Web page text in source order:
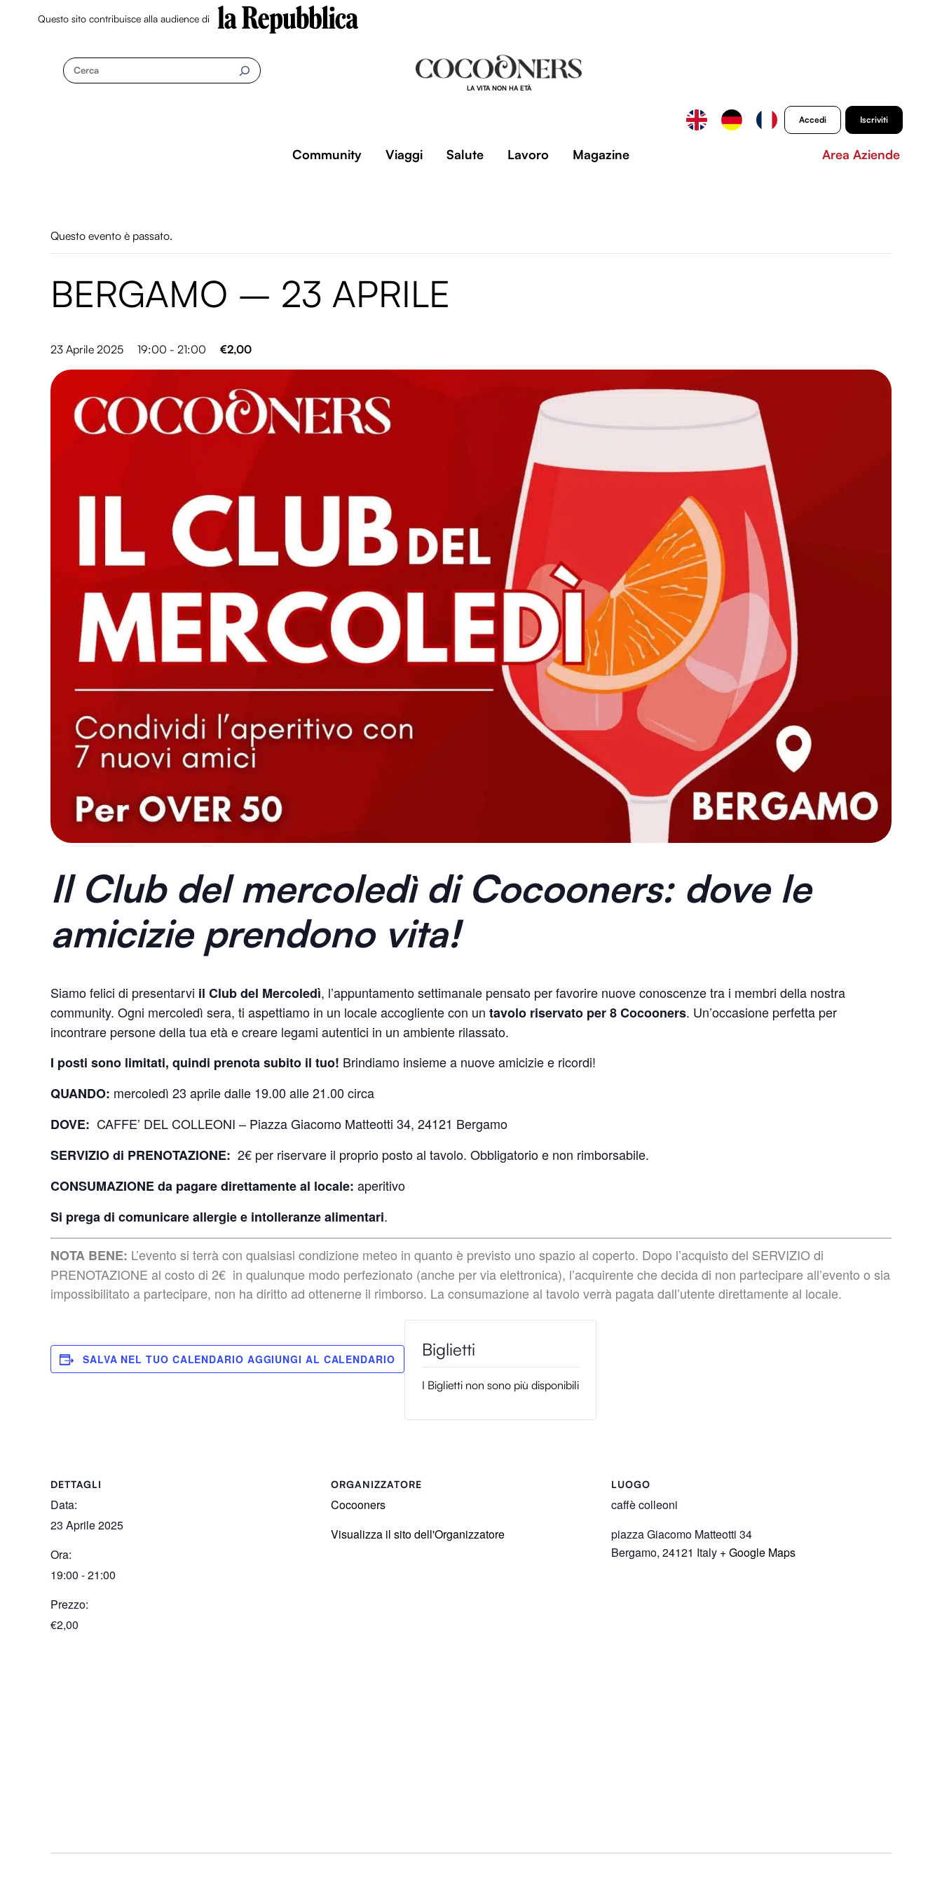
Questo sito contribuisce alla audience di
Cerca
LA VITA NON HA ETÀ
Accedi Iscriviti
Community Viaggi Salute Lavoro Magazine Area Aziende
Questo evento è passato.
BERGAMO – 23 APRILE
23 Aprile 2025 19:00 - 21:00 €2,00
Il Club del mercoledìdi Cocooners: dove le
amicizie prendono vita!
Siamo felici di presentarvi il Club del Mercoledì, l’appuntamento settimanale pensato per favorire nuove conoscenze tra i membri della nostra
community. Ogni mercoledì sera, ti aspettiamo in un locale accogliente con un tavolo riservato per 8 Cocooners. Un’occasione perfetta per
incontrare persone della tua età e creare legami autentici in un ambiente rilassato.
I posti sono limitati, quindi prenota subito il tuo! Brindiamo insieme a nuove amicizie e ricordi!
QUANDO: mercoledì 23 aprile dalle 19.00 alle 21.00 circa
DOVE: CAFFE’ DEL COLLEONI – Piazza Giacomo Matteotti 34, 24121 Bergamo
SERVIZIO di PRENOTAZIONE: 2€ per riservare il proprio posto al tavolo. Obbligatorio e non rimborsabile.
CONSUMAZIONE da pagare direttamente al locale: aperitivo
Si prega di comunicare allergie e intolleranze alimentari.
NOTA BENE: L’evento si terrà con qualsiasi condizione meteo in quanto è previsto uno spazio al coperto. Dopo l’acquisto del SERVIZIO di
PRENOTAZIONE al costo di 2€ in qualunque modo perfezionato (anche per via elettronica), l’acquirente che decida di non partecipare all’evento o sia
impossibilitato a partecipare, non ha diritto ad ottenerne il rimborso. La consumazione al tavolo verrà pagata dall’utente direttamente al locale.
SALVA NEL TUO CALENDARIO
DETTAGLI
Data:
23 Aprile 2025
Ora:
19:00 - 21:00
Prezzo:
€2,00
ORGANIZZATORE
Cocooners
Visualizza il sito dell'Organizzatore
LUOGO
caffè colleoni
piazza Giacomo Matteotti 34
Bergamo, 24121 Italy + Google Maps
I Biglietti non sono più disponibili